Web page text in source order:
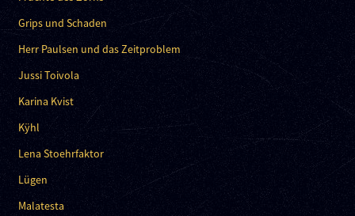
Grips und Schaden
Herr Paulsen und das Zeitproblem
Jussi Toivola
Karina Kvist
Kÿhl
Lena Stoehrfaktor
Lügen
Malatesta